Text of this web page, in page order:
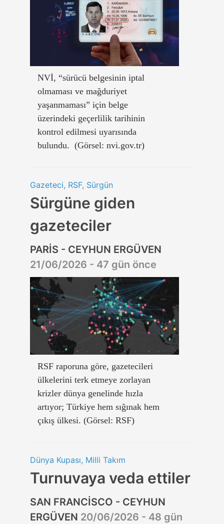
NVİ, “sürücü belgesinin iptal
olmaması ve mağduriyet
yaşanmaması” için belge
üzerindeki geçerlilik tarihinin
kontrol edilmesi uyarısında
bulundu. (Görsel: nvi.gov.tr)
Gazeteci, RSF, Sürgün
Sürgüne giden
gazeteciler
PARİS - CEYHUN ERGÜVEN
21/06/2026 - 47 gün önce
RSF raporuna göre, gazetecileri
ülkelerini terk etmeye zorlayan
krizler dünya genelinde hızla
artıyor; Türkiye hem sığınak hem
çıkış ülkesi. (Görsel: RSF)
Dünya Kupası, Milli Takım
Turnuvaya veda ettiler
SAN FRANCİSCO - CEYHUN
ERGÜVEN 20/06/2026 - 48 gün